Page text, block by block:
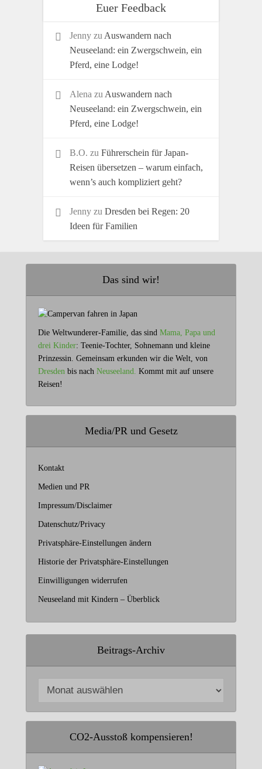
Euer Feedback
Jenny zu Auswandern nach
Neuseeland: ein Zwergschwein, ein
Pferd, eine Lodge!
Alena zu Auswandern nach
Neuseeland: ein Zwergschwein, ein
Pferd, eine Lodge!
B.O. zu Führerschein für Japan-
Reisen übersetzen – warum einfach,
wenn’s auch kompliziert geht?
Jenny zu Dresden bei Regen: 20
Ideen für Familien
Das sind wir!
Die Weltwunderer-Familie, das sind Mama, Papa und
drei Kinder: Teenie-Tochter, Sohnemann und kleine
Prinzessin. Gemeinsam erkunden wir die Welt, von
Dresden bis nach Neuseeland. Kommt mit auf unsere
Reisen!
Media/PR und Gesetz
Kontakt
Medien und PR
Impressum/Disclaimer
Datenschutz/Privacy
Privatsphäre-Einstellungen ändern
Historie der Privatsphäre-Einstellungen
Einwilligungen widerrufen
Neuseeland mit Kindern – Überblick
Beitrags-Archiv
CO2-Ausstoß kompensieren!